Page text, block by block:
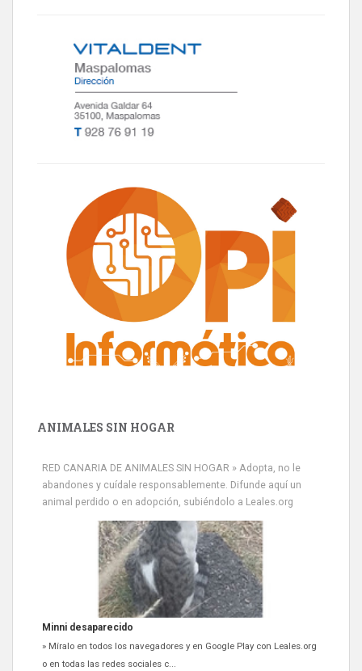
ANIMALES SIN HOGAR
RED CANARIA DE ANIMALES SIN HOGAR » Adopta, no le
abandones y cuídale responsablemente. Difunde aquí un
animal perdido o en adopción, subiéndolo a Leales.org
Siami Perdida
Se llama Siami,es hembra de 4 años,esterilizada con marca de
oreja,cariñosa,mimosa pero miedosa,e...